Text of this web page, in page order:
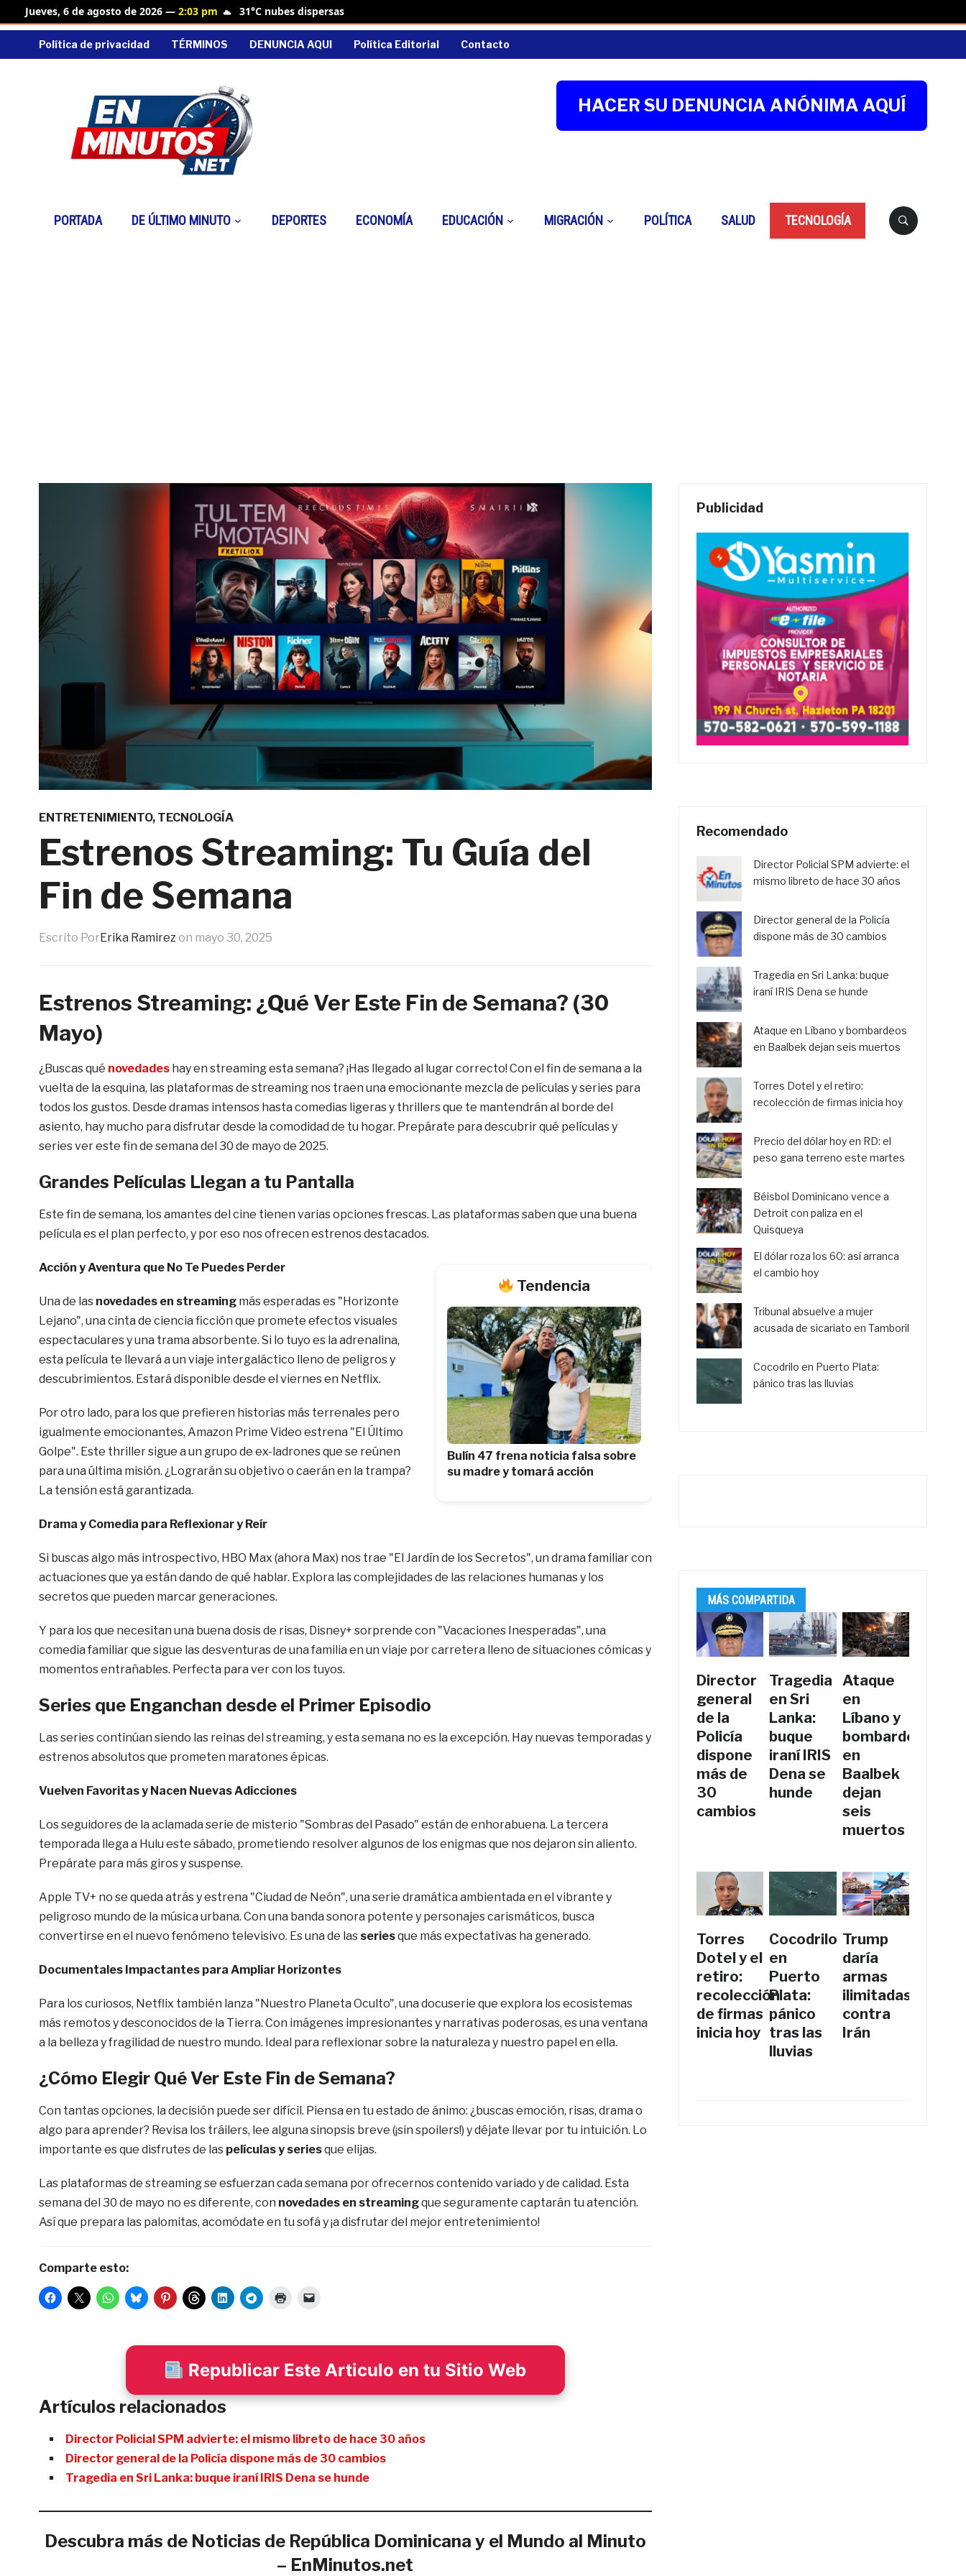
Jueves, 6 de agosto de 2026 — 2:03 pm 31°C nubes dispersas
Política de privacidad TÉRMINOS DENUNCIA AQUI Política Editorial Contacto
HACER SU DENUNCIA ANÓNIMA AQUÍ
Buscar
PORTADA DE ÚLTIMO MINUTO DEPORTES ECONOMÍA EDUCACIÓN MIGRACIÓN POLÍTICA SALUD TECNOLOGÍA
ENTRETENIMIENTO, TECNOLOGÍA
Estrenos Streaming: Tu Guía del
Fin de Semana
Escrito PorErika Ramirez on mayo 30, 2025
Estrenos Streaming: ¿Qué Ver Este Fin de Semana? (30
Mayo)
¿Buscas qué novedadeshay en streaming esta semana? ¡Has llegado al lugar correcto! Con el fin de semana a la
vuelta de la esquina, las plataformas de streaming nos traen una emocionante mezcla de películas y series para
todos los gustos. Desde dramas intensos hasta comedias ligeras y thrillers que te mantendrán al borde del
asiento, hay mucho para disfrutar desde la comodidad de tu hogar. Prepárate para descubrir qué películas y
series ver este fin de semana del 30 de mayo de 2025.
Grandes Películas Llegan a tu Pantalla
Este fin de semana, los amantes del cine tienen varias opciones frescas. Las plataformas saben que una buena
película es el plan perfecto, y por eso nos ofrecen estrenos destacados.
Tendencia
Bulín 47 frena noticia falsa sobre
su madre y tomará acción
Acción y Aventura que No Te Puedes Perder
Una de las novedades en streamingmás esperadas es "Horizonte
Lejano", una cinta de ciencia ficción que promete efectos visuales
espectaculares y una trama absorbente. Si lo tuyo es la adrenalina,
esta película te llevará a un viaje intergaláctico lleno de peligros y
descubrimientos. Estará disponible desde el viernes en Netflix.
Por otro lado, para los que prefieren historias más terrenales pero
igualmente emocionantes, Amazon Prime Video estrena "El Último
Golpe". Este thriller sigue a un grupo de ex-ladrones que se reúnen
para una última misión. ¿Lograrán su objetivo o caerán en la trampa?
La tensión está garantizada.
Drama y Comedia para Reflexionar y Reír
Si buscas algo más introspectivo, HBO Max (ahora Max) nos trae "El Jardín de los Secretos", un drama familiar con
actuaciones que ya están dando de qué hablar. Explora las complejidades de las relaciones humanas y los
secretos que pueden marcar generaciones.
Y para los que necesitan una buena dosis de risas, Disney+ sorprende con "Vacaciones Inesperadas", una
comedia familiar que sigue las desventuras de una familia en un viaje por carretera lleno de situaciones cómicas y
momentos entrañables. Perfecta para ver con los tuyos.
Series que Enganchan desde el Primer Episodio
Las series continúan siendo las reinas del streaming, y esta semana no es la excepción. Hay nuevas temporadas y
estrenos absolutos que prometen maratones épicas.
Vuelven Favoritas y Nacen Nuevas Adicciones
Los seguidores de la aclamada serie de misterio "Sombras del Pasado" están de enhorabuena. La tercera
temporada llega a Hulu este sábado, prometiendo resolver algunos de los enigmas que nos dejaron sin aliento.
Prepárate para más giros y suspense.
Apple TV+ no se queda atrás y estrena "Ciudad de Neón", una serie dramática ambientada en el vibrante y
peligroso mundo de la música urbana. Con una banda sonora potente y personajes carismáticos, busca
convertirse en el nuevo fenómeno televisivo. Es una de las seriesque más expectativas ha generado.
Documentales Impactantes para Ampliar Horizontes
Para los curiosos, Netflix también lanza "Nuestro Planeta Oculto", una docuserie que explora los ecosistemas
más remotos y desconocidos de la Tierra. Con imágenes impresionantes y narrativas poderosas, es una ventana
a la belleza y fragilidad de nuestro mundo. Ideal para reflexionar sobre la naturaleza y nuestro papel en ella.
¿Cómo Elegir Qué Ver Este Fin de Semana?
Con tantas opciones, la decisión puede ser difícil. Piensa en tu estado de ánimo: ¿buscas emoción, risas, drama o
algo para aprender? Revisa los tráilers, lee alguna sinopsis breve (¡sin spoilers!) y déjate llevar por tu intuición. Lo
importante es que disfrutes de las películas y seriesque elijas.
Las plataformas de streaming se esfuerzan cada semana por ofrecernos contenido variado y de calidad. Esta
semana del 30 de mayo no es diferente, con novedades en streamingque seguramente captarán tu atención.
Así que prepara las palomitas, acomódate en tu sofá y ¡a disfrutar del mejor entretenimiento!
Comparte esto:
Republicar Este Articulo en tu Sitio Web
Artículos relacionados
Director Policial SPM advierte: el mismo libreto de hace 30 años
Director general de la Policía dispone más de 30 cambios
Tragedia en Sri Lanka: buque iraní IRIS Dena se hunde
Descubra más de Noticias de República Dominicana y el Mundo al Minuto
– EnMinutos.net
Publicidad
Recomendado
Director Policial SPM advierte: el
mismo libreto de hace 30 años
Director general de la Policía
dispone más de 30 cambios
Tragedia en Sri Lanka: buque
iraní IRIS Dena se hunde
Ataque en Líbano y bombardeos
en Baalbek dejan seis muertos
Torres Dotel y el retiro:
recolección de firmas inicia hoy
Precio del dólar hoy en RD: el
peso gana terreno este martes
Béisbol Dominicano vence a
Detroit con paliza en el
Quisqueya
El dólar roza los 60: así arranca
el cambio hoy
Tribunal absuelve a mujer
acusada de sicariato en Tamboril
Cocodrilo en Puerto Plata:
pánico tras las lluvias
MÁS COMPARTIDA
Director
general
de la
Policía
dispone
más de
30
cambios
Tragedia
en Sri
Lanka:
buque
iraní IRIS
Dena se
hunde
Ataque
en
Líbano y
bombardeos
en
Baalbek
dejan
seis
muertos
Torres
Dotel y el
retiro:
recolección
de firmas
inicia hoy
Cocodrilo
en
Puerto
Plata:
pánico
tras las
lluvias
Trump
daría
armas
ilimitadas
contra
Irán